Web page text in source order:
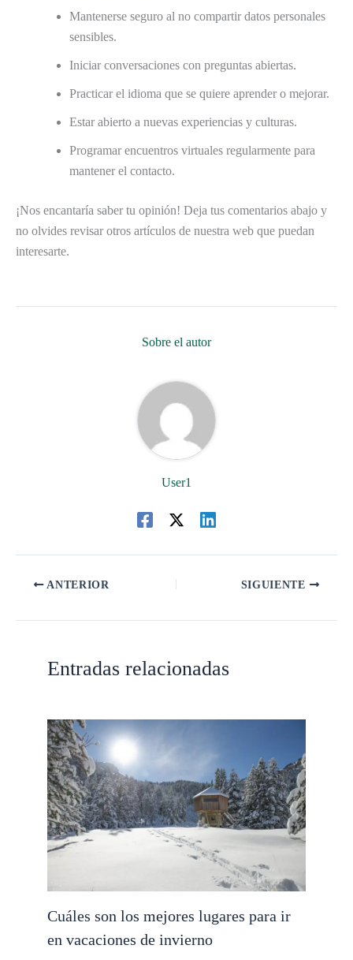
Mantenerse seguro al no compartir datos personales
sensibles.
Iniciar conversaciones con preguntas abiertas.
Practicar el idioma que se quiere aprender o mejorar.
Estar abierto a nuevas experiencias y culturas.
Programar encuentros virtuales regularmente para
mantener el contacto.
¡Nos encantaría saber tu opinión! Deja tus comentarios abajo y
no olvides revisar otros artículos de nuestra web que puedan
interesarte.
Sobre el autor
User1
ANTERIOR SIGUIENTE
Entradas relacionadas
Cuáles son los mejores lugares para ir
en vacaciones de invierno